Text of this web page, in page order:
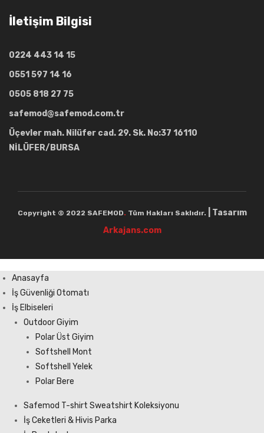
İletişim Bilgisi
0224 443 14 15
0551 597 14 16
0505 818 27 75
safemod@safemod.com.tr
Üçevler mah. Nilüfer cad. 29. Sk. No:37 16110
NİLÜFER/BURSA
Copyright © 2022 SAFEMOD. Tüm Hakları Saklıdır.
| Tasarım
Arkajans.com
Anasayfa
İş Güvenliği Otomatı
İş Elbiseleri
Outdoor Giyim
Polar Üst Giyim
Softshell Mont
Softshell Yelek
Polar Bere
Safemod T-shirt Sweatshirt Koleksiyonu
İş Ceketleri & Hivis Parka